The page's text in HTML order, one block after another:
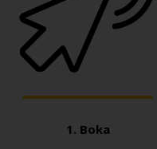
1. Boka